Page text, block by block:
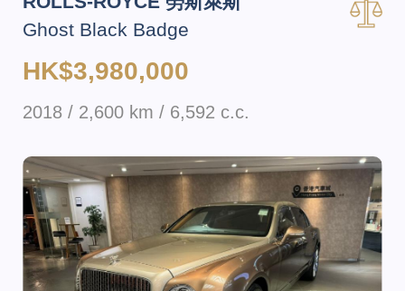
Ghost Black Badge
HK$3,980,000
2018 / 2,600 km / 6,592 c.c.